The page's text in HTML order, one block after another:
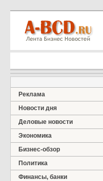
Реклама
Новости дня
Деловые новости
Экономика
Бизнес-обзор
Политика
Финансы, банки